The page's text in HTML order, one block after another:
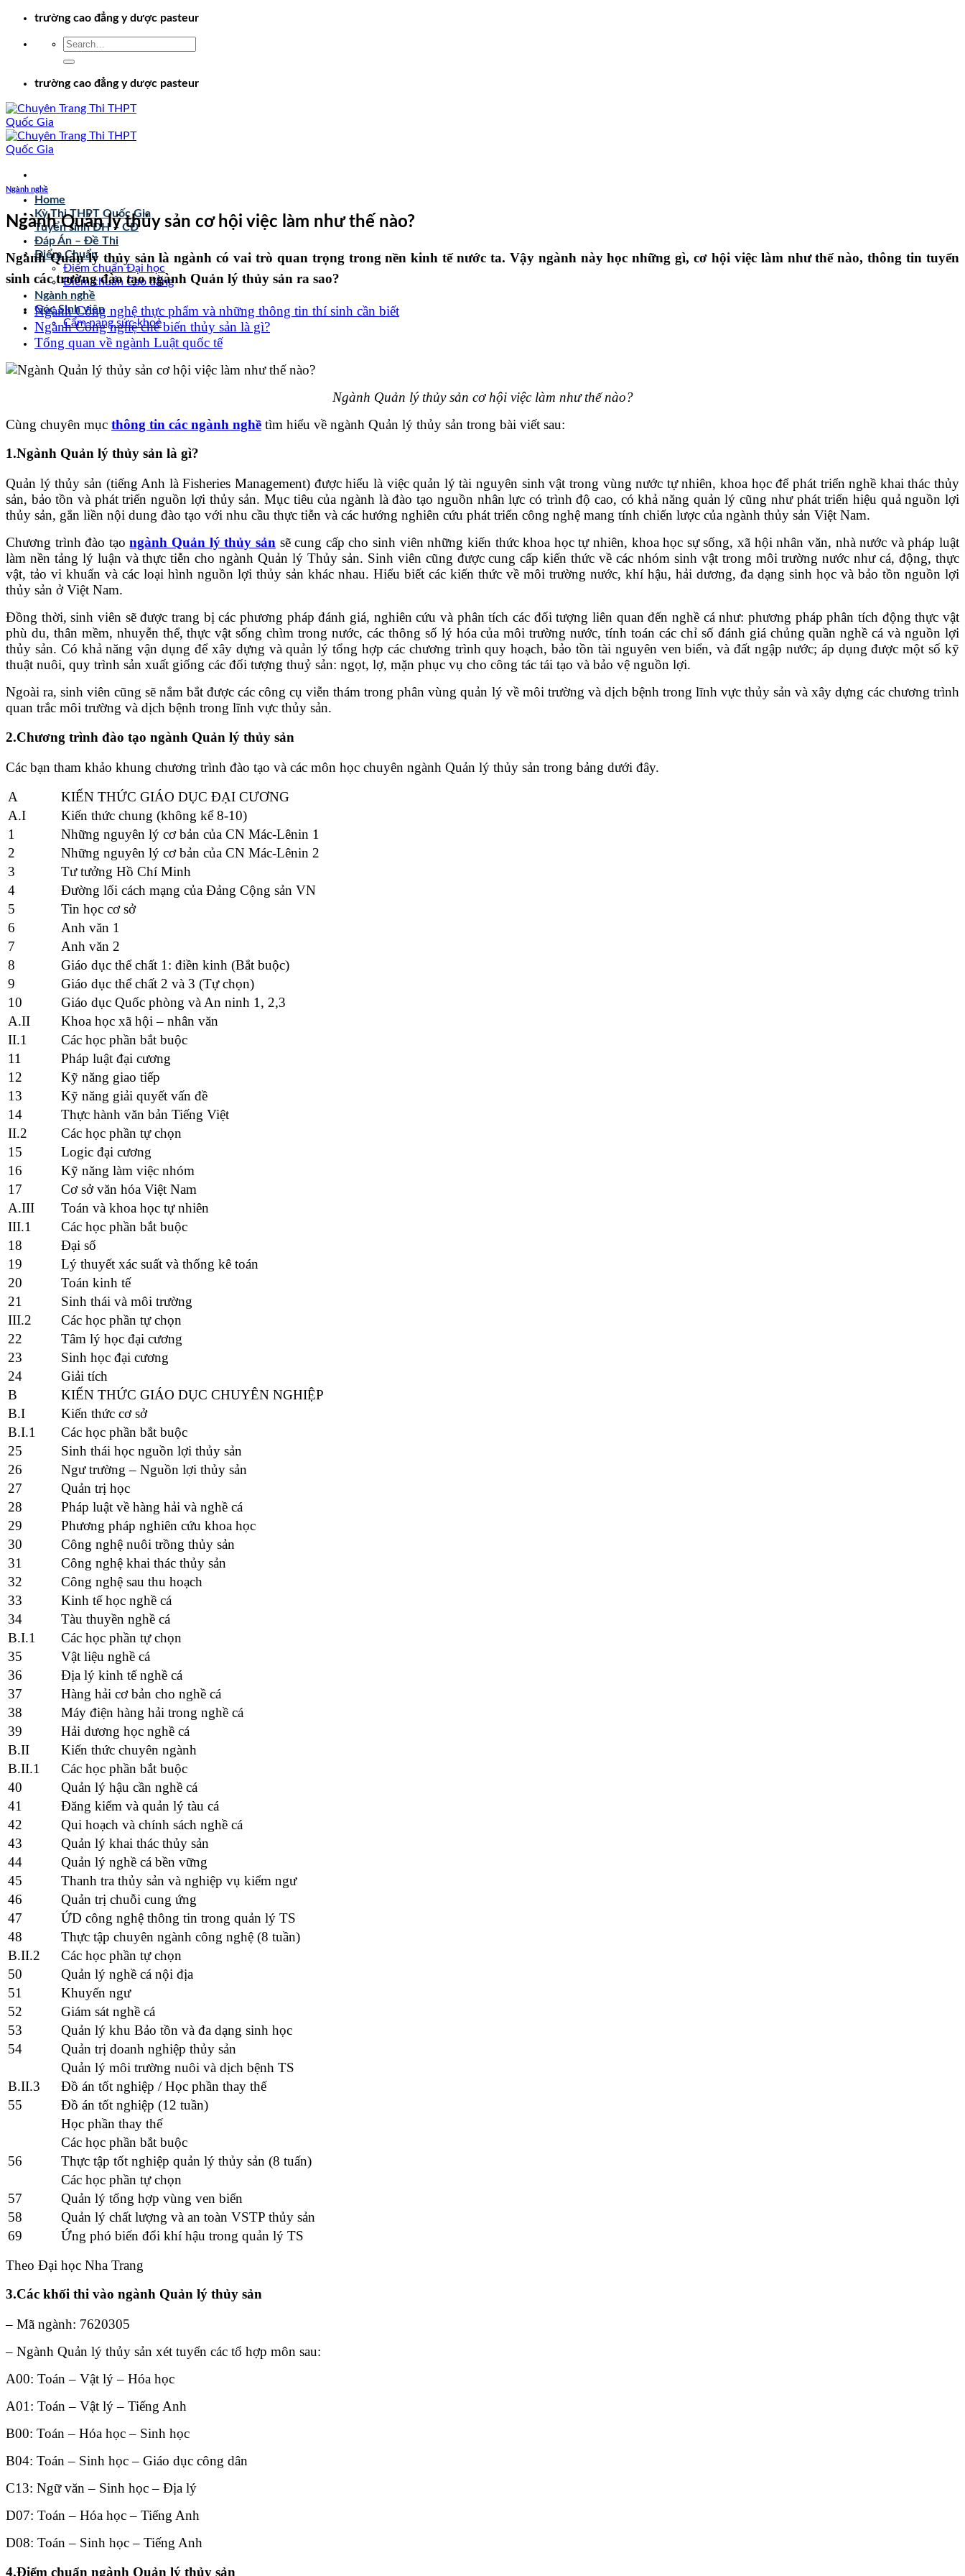
Chuyểntrường cao đẳng y dược pasteur
trường cao đẳng y dược pasteur
Home
Kỳ Thi THPT Quốc Gia
Tuyển sinh ĐH – CĐ
Đáp Án – Đề Thi
Điểm Chuẩn
Điểm chuẩn Đại học
Điểm chuẩn Cao đẳng
Ngành nghề
Góc Sinh viên
Cẩm nang sức khoẻ
Ngành nghề
Ngành Quản lý thủy sản cơ hội việc làm như thế nào?
Ngành Quản lý thủy sản là ngành có vai trò quan trọng trong nền kinh tế nước ta. Vậy ngành này học những gì, cơ hội việc làm như thế nào, thông tin tuyển
sinh các trường đào tạo ngành Quản lý thủy sản ra sao?
Ngành Công nghệ thực phẩm và những thông tin thí sinh cần biết
Ngành Công nghệ chế biến thủy sản là gì?
Tổng quan về ngành Luật quốc tế
Ngành Quản lý thủy sản cơ hội việc làm như thế nào?
Cùng chuyên mục thông tin các ngành nghề tìm hiểu về ngành Quản lý thủy sản trong bài viết sau:
1.Ngành Quản lý thủy sản là gì?
Quản lý thủy sản (tiếng Anh là Fisheries Management) được hiểu là việc quản lý tài nguyên sinh vật trong vùng nước tự nhiên, khoa học để phát triển nghề khai thác thủy
sản, bảo tồn và phát triển nguồn lợi thủy sản. Mục tiêu của ngành là đào tạo nguồn nhân lực có trình độ cao, có khả năng quản lý cũng như phát triển hiệu quả nguồn lợi
thủy sản, gắn liền nội dung đào tạo với nhu cầu thực tiễn và các hướng nghiên cứu phát triển công nghệ mang tính chiến lược của ngành thủy sản Việt Nam.
Chương trình đào tạongành Quản lý thủy sản sẽ cung cấp cho sinh viên những kiến thức khoa học tự nhiên, khoa học sự sống, xã hội nhân văn, nhà nước và pháp luật
làm nền tảng lý luận và thực tiễn cho ngành Quản lý Thủy sản. Sinh viên cũng được cung cấp kiến thức về các nhóm sinh vật trong môi trường nước như cá, động, thực
vật, tảo vi khuẩn và các loại hình nguồn lợi thủy sản khác nhau. Hiểu biết các kiến thức về môi trường nước, khí hậu, hải dương, đa dạng sinh học và bảo tồn nguồn lợi
thủy sản ở Việt Nam.
Đồng thời, sinh viên sẽ được trang bị các phương pháp đánh giá, nghiên cứu và phân tích các đối tượng liên quan đến nghề cá như: phương pháp phân tích động thực vật
phù du, thân mềm, nhuyễn thể, thực vật sống chìm trong nước, các thông số lý hóa của môi trường nước, tính toán các chỉ số đánh giá chủng quần nghề cá và nguồn lợi
thủy sản. Có khả năng vận dụng để xây dựng và quản lý tổng hợp các chương trình quy hoạch, bảo tồn tài nguyên ven biển, và đất ngập nước; áp dụng được một số kỹ
thuật nuôi, quy trình sản xuất giống các đối tượng thuỷ sản: ngọt, lợ, mặn phục vụ cho công tác tái tạo và bảo vệ nguồn lợi.
Ngoài ra, sinh viên cũng sẽ nắm bắt được các công cụ viễn thám trong phân vùng quản lý về môi trường và dịch bệnh trong lĩnh vực thủy sản và xây dựng các chương trình
quan trắc môi trường và dịch bệnh trong lĩnh vực thủy sản.
2.Chương trình đào tạo ngành Quản lý thủy sản
Các bạn tham khảo khung chương trình đào tạo và các môn học chuyên ngành Quản lý thủy sản trong bảng dưới đây.
A
KIẾN THỨC GIÁO DỤC ĐẠI CƯƠNG
A.I
Kiến thức chung (không kể 8-10)
1
Những nguyên lý cơ bản của CN Mác-Lênin 1
2
Những nguyên lý cơ bản của CN Mác-Lênin 2
3
Tư tưởng Hồ Chí Minh
4
Đường lối cách mạng của Đảng Cộng sản VN
5
Tin học cơ sở
6
Anh văn 1
7
Anh văn 2
8
Giáo dục thể chất 1: điền kinh (Bắt buộc)
9
Giáo dục thể chất 2 và 3 (Tự chọn)
10
Giáo dục Quốc phòng và An ninh 1, 2,3
A.II
Khoa học xã hội – nhân văn
II.1
Các học phần bắt buộc
11
Pháp luật đại cương
12
Kỹ năng giao tiếp
13
Kỹ năng giải quyết vấn đề
14
Thực hành văn bản Tiếng Việt
II.2
Các học phần tự chọn
15
Logic đại cương
16
Kỹ năng làm việc nhóm
17
Cơ sở văn hóa Việt Nam
A.III
Toán và khoa học tự nhiên
III.1
Các học phần bắt buộc
18
Đại số
19
Lý thuyết xác suất và thống kê toán
20
Toán kinh tế
21
Sinh thái và môi trường
III.2
Các học phần tự chọn
22
Tâm lý học đại cương
23
Sinh học đại cương
24
Giải tích
B
KIẾN THỨC GIÁO DỤC CHUYÊN NGHIỆP
B.I
Kiến thức cơ sở
B.I.1
Các học phần bắt buộc
25
Sinh thái học nguồn lợi thủy sản
26
Ngư trường – Nguồn lợi thủy sản
27
Quản trị học
28
Pháp luật về hàng hải và nghề cá
29
Phương pháp nghiên cứu khoa học
30
Công nghệ nuôi trồng thủy sản
31
Công nghệ khai thác thủy sản
32
Công nghệ sau thu hoạch
33
Kinh tế học nghề cá
34
Tàu thuyền nghề cá
B.I.1
Các học phần tự chọn
35
Vật liệu nghề cá
36
Địa lý kinh tế nghề cá
37
Hàng hải cơ bản cho nghề cá
38
Máy điện hàng hải trong nghề cá
39
Hải dương học nghề cá
B.II
Kiến thức chuyên ngành
B.II.1
Các học phần bắt buộc
40
Quản lý hậu cần nghề cá
41
Đăng kiểm và quản lý tàu cá
42
Qui hoạch và chính sách nghề cá
43
Quản lý khai thác thủy sản
44
Quản lý nghề cá bền vững
45
Thanh tra thủy sản và nghiệp vụ kiểm ngư
46
Quản trị chuỗi cung ứng
47
ỨD công nghệ thông tin trong quản lý TS
48
Thực tập chuyên ngành công nghệ (8 tuần)
B.II.2
Các học phần tự chọn
50
Quản lý nghề cá nội địa
51
Khuyến ngư
52
Giám sát nghề cá
53
Quản lý khu Bảo tồn và đa dạng sinh học
54
Quản trị doanh nghiệp thủy sản
Quản lý môi trường nuôi và dịch bệnh TS
B.II.3
Đồ án tốt nghiệp / Học phần thay thế
55
Đồ án tốt nghiệp (12 tuần)
Học phần thay thế
Các học phần bắt buộc
56
Thực tập tốt nghiệp quản lý thủy sản (8 tuấn)
Các học phần tự chọn
57
Quản lý tổng hợp vùng ven biển
58
Quản lý chất lượng và an toàn VSTP thủy sản
69
Ứng phó biến đổi khí hậu trong quản lý TS
Theo Đại học Nha Trang
3.Các khối thi vào ngành Quản lý thủy sản
– Mã ngành: 7620305
– Ngành Quản lý thủy sản xét tuyển các tổ hợp môn sau:
A00: Toán – Vật lý – Hóa học
A01: Toán – Vật lý – Tiếng Anh
B00: Toán – Hóa học – Sinh học
B04: Toán – Sinh học – Giáo dục công dân
C13: Ngữ văn – Sinh học – Địa lý
D07: Toán – Hóa học – Tiếng Anh
D08: Toán – Sinh học – Tiếng Anh
4.Điểm chuẩn ngành Quản lý thủy sản